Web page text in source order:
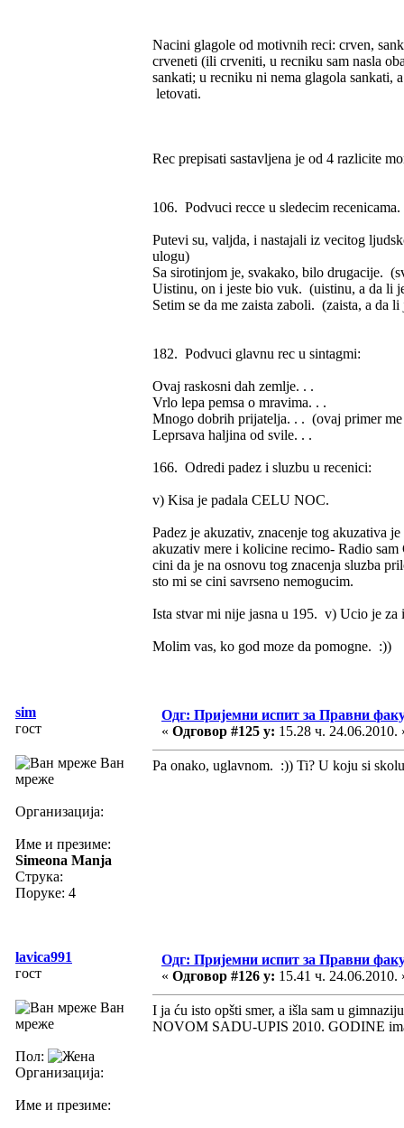
Nacini glagole od motivnih reci: crven,
crveneti (ili crveniti, u recniku sam nasla
sankati; u recniku ni nema glagola
letovati.
Rec prepisati sastavljena je od 4 razlicite
106. Podvuci recce u sledecim recenicama.
Putevi su, valjda, i nastajali iz vecitog
ulogu)
Sa sirotinjom je, svakako, bilo drugacije.
Uistinu, on i jeste bio vuk. (uistinu, a da li
Setim se da me zaista zaboli. (zaista, a da
182. Podvuci glavnu rec u sintagmi:
Ovaj raskosni dah zemlje. . .
Vrlo lepa pemsa o mravima. . .
Mnogo dobrih prijatelja. . . (ovaj primer
Leprsava haljina od svile. . .
166. Odredi padez i sluzbu u recenici:
v) Kisa je padala CELU NOC.
Padez je akuzativ, znacenje tog akuzativa
akuzativ mere i kolicine recimo- Radio
cini da je na osnovu tog znacenja sluzba
sto mi se cini savrseno nemogucim.
Ista stvar mi nije jasna u 195. v) Ucio je
Molim vas, ko god moze da pomogne. :))
sim
гост
Ван
мреже
Организација:
Име и презиме:
Simeona Manja
Струка:
Поруке: 4
Одг: Пријемни испит за Правни
« Одговор #125 у: 15.28 ч. 24.06.2010.
Pa onako, uglavnom. :)) Ti? U koju si
lavica991
гост
Ван
мреже
Пол:
Организација:
Име и презиме:
Одг: Пријемни испит за Правни
« Одговор #126 у: 15.41 ч. 24.06.2010.
I ja ću isto opšti smer, a išla sam u
NOVOM SADU-UPIS 2010. GODINE